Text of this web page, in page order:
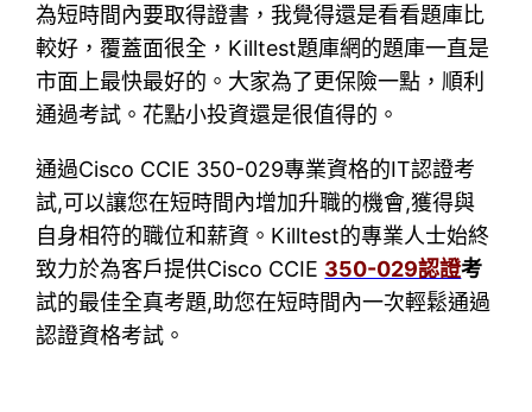
為短時間內要取得證書，我覺得還是看看題庫比
較好，覆蓋面很全，Killtest題庫網的題庫一直是
市面上最快最好的。大家為了更保險一點，順利
通過考試。花點小投資還是很值得的。
通過Cisco CCIE 350-029專業資格的IT認證考
試,可以讓您在短時間內增加升職的機會,獲得與
自身相符的職位和薪資。Killtest的專業人士始終
致力於為客戶提供Cisco CCIE 350-029認證考
試的最佳全真考題,助您在短時間內一次輕鬆通過
認證資格考試。